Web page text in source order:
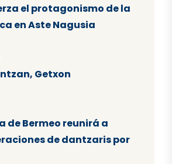
el protagonismo de la
en Aste Nagusia
Getxon
de Bermeo reunirá a
de dantzaris por